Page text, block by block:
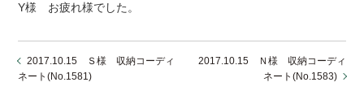
Y様 お疲れ様でした。
2017.10.15 Ｓ様 収納コーディ
ネート(No.1581)
2017.10.15 Ｎ様 収納コーディ
ネート(No.1583)